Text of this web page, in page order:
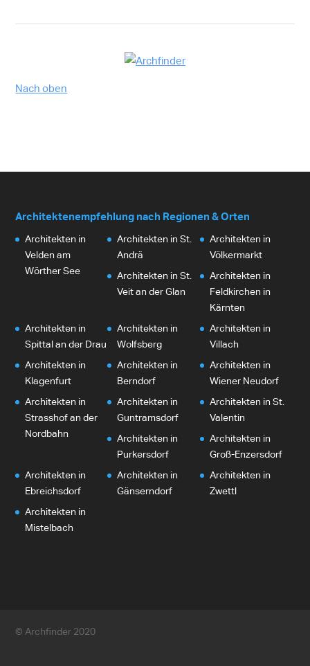
Nach oben
Architektenempfehlung nach Regionen & Orten
Architekten in
Velden am
Wörther See
Architekten in St.
Andrä
Architekten in
Völkermarkt
Architekten in St.
Veit an der Glan
Architekten in
Feldkirchen in
Kärnten
Architekten in
Spittal an der Drau
Architekten in
Wolfsberg
Architekten in
Villach
Architekten in
Klagenfurt
Architekten in
Berndorf
Architekten in
Wiener Neudorf
Architekten in
Strasshof an der
Nordbahn
Architekten in
Guntramsdorf
Architekten in St.
Valentin
Architekten in
Purkersdorf
Architekten in
Groß-Enzersdorf
Architekten in
Ebreichsdorf
Architekten in
Gänserndorf
Architekten in
Zwettl
Architekten in
Mistelbach
© Archfinder 2020